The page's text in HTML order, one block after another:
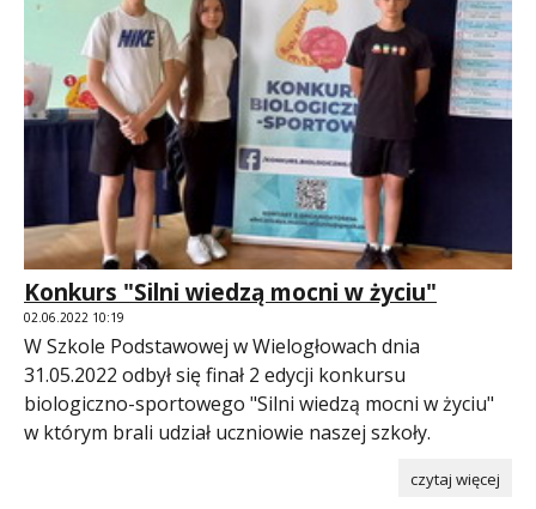
Konkurs "Silni wiedzą mocni w życiu"
02.06.2022 10:19
W Szkole Podstawowej w Wielogłowach dnia
31.05.2022 odbył się finał 2 edycji konkursu
biologiczno-sportowego "Silni wiedzą mocni w życiu"
w którym brali udział uczniowie naszej szkoły.
czytaj więcej